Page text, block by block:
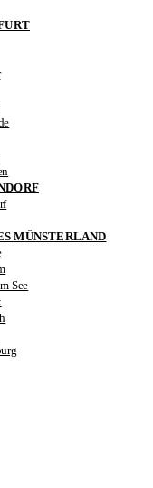
MÜNSTERLAND
See